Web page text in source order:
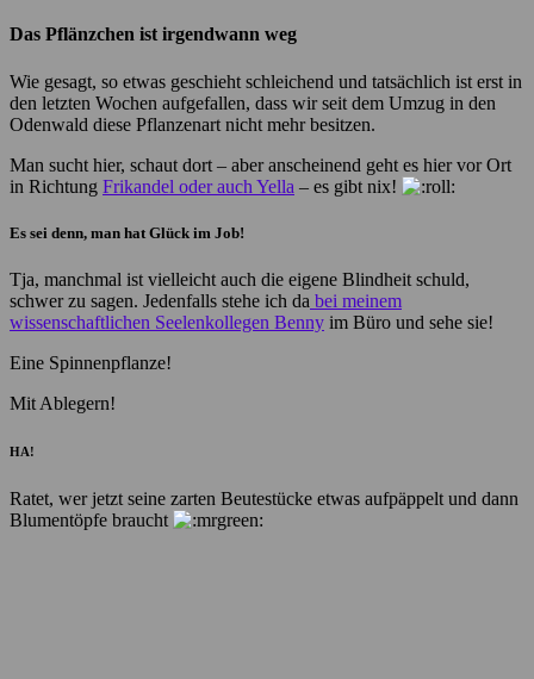
Das Pflänzchen ist irgendwann weg
Wie gesagt, so etwas geschieht schleichend und tatsächlich ist erst in
den letzten Wochen aufgefallen, dass wir seit dem Umzug in den
Odenwald diese Pflanzenart nicht mehr besitzen.
Man sucht hier, schaut dort – aber anscheinend geht es hier vor Ort
in Richtung Frikandel oder auch Yella – es gibt nix!
Es sei denn, man hat Glück im Job!
Tja, manchmal ist vielleicht auch die eigene Blindheit schuld,
schwer zu sagen. Jedenfalls stehe ich da bei meinem
wissenschaftlichen Seelenkollegen Benny im Büro und sehe sie!
Eine Spinnenpflanze!
Mit Ablegern!
HA!
Ratet, wer jetzt seine zarten Beutestücke etwas aufpäppelt und dann
Blumentöpfe braucht